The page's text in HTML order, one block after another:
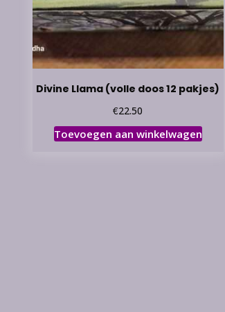
Divine Llama (volle doos 12 pakjes)
€22.50
Toevoegen aan winkelwagen